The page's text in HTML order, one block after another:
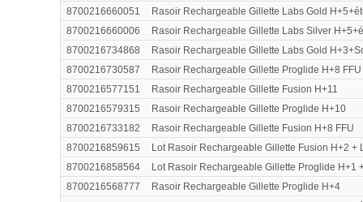
8700216660051
Rasoir Rechargeable Gillette Labs Gold
8700216660006
Rasoir Rechargeable Gillette Labs Silver
8700216734868
Rasoir Rechargeable Gillette Labs Gold
8700216730587
Rasoir Rechargeable Gillette Proglide H+8 FFU
8700216577151
Rasoir Rechargeable Gillette Fusion H+11
8700216579315
Rasoir Rechargeable Gillette Proglide H+10
8700216733182
Rasoir Rechargeable Gillette Fusion H+8 FFU
8700216859615
Lot Rasoir Rechargeable Gillette Fusion H+2 +
8700216858564
Lot Rasoir Rechargeable Gillette Proglide H+1
8700216568777
Rasoir Rechargeable Gillette Proglide H+4